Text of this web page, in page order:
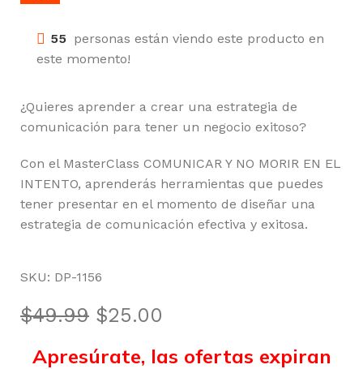
55 personas están viendo este producto en
este momento!
¿Quieres aprender a crear una estrategia de
comunicación para tener un negocio exitoso?
Con el MasterClass COMUNICAR Y NO MORIR EN EL
INTENTO, aprenderás herramientas que puedes
tener presentar en el momento de diseñar una
estrategia de comunicación efectiva y exitosa.
SKU: DP-1156
$49.99 $25.00
Apresúrate, las ofertas expiran